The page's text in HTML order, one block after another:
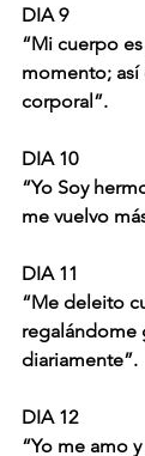
DIA 9
“Mi cuerpo
momento;
corporal”.
DIA 10
“Yo Soy
me vuelvo
DIA 11
“Me deleito
regalándome
diariamente”.
DIA 12
“Yo me amo